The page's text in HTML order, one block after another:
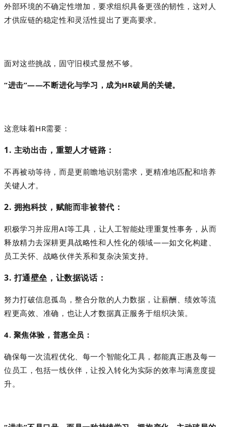
外部环境的不确定性增加，要求组织具备更强的韧性，这对人
才供应链的稳定性和灵活性提出了更高要求。
面对这些挑战，固守旧模式显然不够。
“进击”——不断进化与学习，成为HR破局的关键。
这意味着HR需要：
1. 主动出击，重塑人才链路：
不再被动等待，而是更前瞻地识别需求，更精准地匹配和培养
关键人才。
2. 拥抱科技，赋能而非被替代：
积极学习并应用AI等工具，让 人工智能处理重复性事务 ， 从而
释放精力去深耕更具战略性和人性化的领域——如文化构建、
员工关怀、战略伙伴关系和复杂决策支持。
3. 打通壁垒，让数据说话：
努力打破信息孤岛，整合分散的人力数据，让薪酬、绩效等流
程更高效、准确，也让人才数据真正服务于组织决策。
4. 聚焦体验，普惠全员：
确保每一次流程优化、每一个智能化工具，都能真正惠及每一
位员工，包括一线伙伴，让投入转化为实际的效率与满意度提
升。